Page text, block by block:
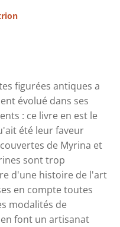
figurées antiques a
évolué dans ses
: ce livre en est le
été leur faveur
de Myrina et
sont trop
d'une histoire de l'art
en compte toutes
modalités de
font un artisanat